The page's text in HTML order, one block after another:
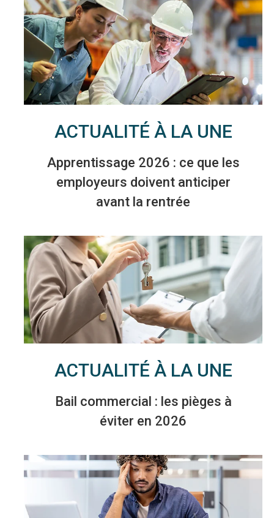
ACTUALITÉ À LA UNE
Apprentissage 2026 : ce que les
employeurs doivent anticiper
avant la rentrée
ACTUALITÉ À LA UNE
Bail commercial : les pièges à
éviter en 2026